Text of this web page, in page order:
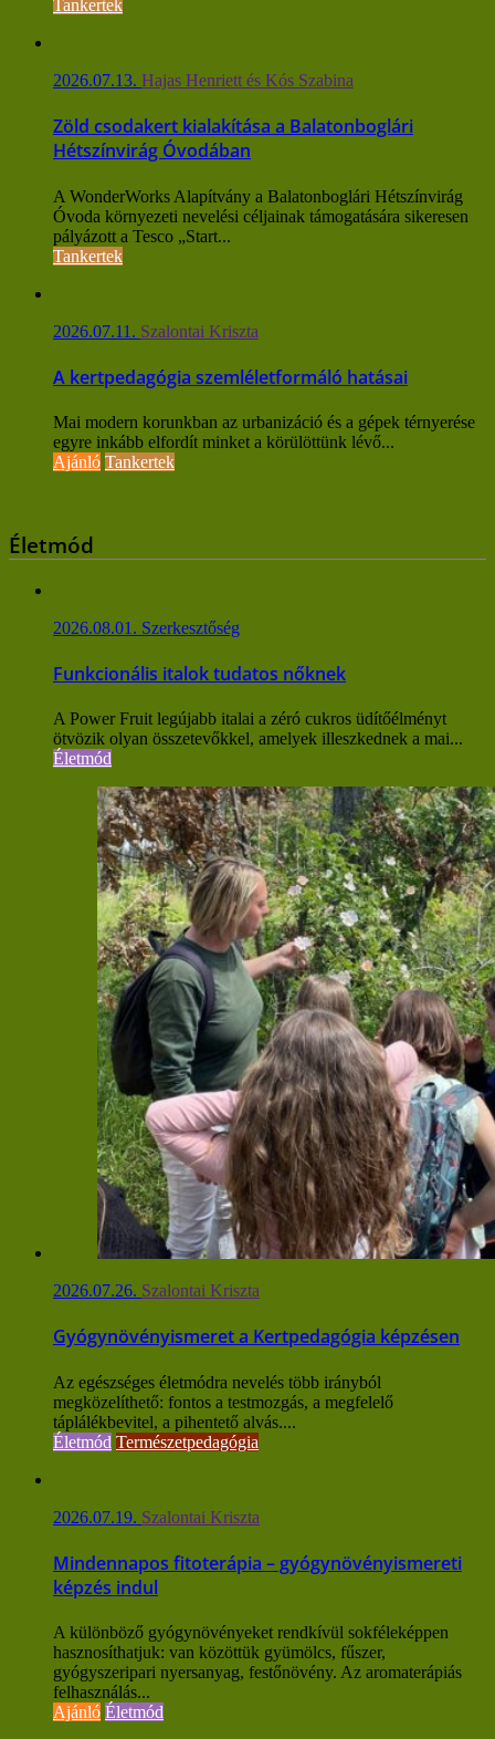
Tankertek
2026.07.13. Hajas Henriett és Kós Szabina
Zöld csodakert kialakítása a Balatonboglári
Hétszínvirág Óvodában
A WonderWorks Alapítvány a Balatonboglári Hétszínvirág
Óvoda környezeti nevelési céljainak támogatására sikeresen
pályázott a Tesco „Start...
Tankertek
2026.07.11. Szalontai Kriszta
A kertpedagógia szemléletformáló hatásai
Mai modern korunkban az urbanizáció és a gépek térnyerése
egyre inkább elfordít minket a körülöttünk lévő...
Ajánló Tankertek
Életmód
2026.08.01. Szerkesztőség
Funkcionális italok tudatos nőknek
A Power Fruit legújabb italai a zéró cukros üdítőélményt
ötvözik olyan összetevőkkel, amelyek illeszkednek a mai...
Életmód
2026.07.26. Szalontai Kriszta
Gyógynövényismeret a Kertpedagógia képzésen
Az egészséges életmódra nevelés több irányból
megközelíthető: fontos a testmozgás, a megfelelő
táplálékbevitel, a pihentető alvás....
Életmód Természetpedagógia
2026.07.19. Szalontai Kriszta
Mindennapos fitoterápia – gyógynövényismereti
képzés indul
A különböző gyógynövényeket rendkívül sokféleképpen
hasznosíthatjuk: van közöttük gyümölcs, fűszer,
gyógyszeripari nyersanyag, festőnövény. Az aromaterápiás
felhasználás...
Ajánló Életmód